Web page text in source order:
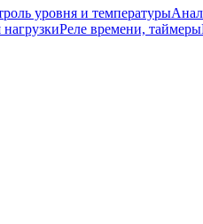
уровня и температуры
Реле времени, таймеры